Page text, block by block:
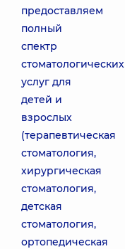
предоставляем
полный
спектр
стоматологических
услуг для
детей и
взрослых
(терапевтическая
стоматология,
хирургическая
стоматология,
детская
стоматология,
ортопедическая